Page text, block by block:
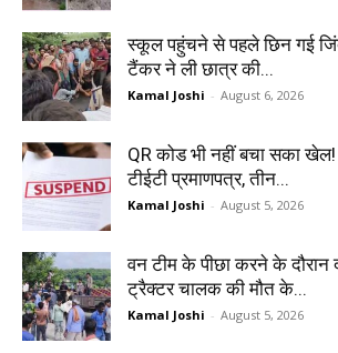
स्कूल पहुंचने से पहले छिन गई
टैंकर ने ली छात्र की...
Kamal Joshi - August 6, 2026
QR कोड भी नहीं बचा सका
टीईटी प्रमाणपत्र, तीन...
Kamal Joshi - August 5, 2026
वन टीम के पीछा करने के दौरान
ट्रैक्टर चालक की मौत के...
Kamal Joshi - August 5, 2026